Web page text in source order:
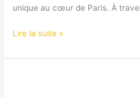
unique au cœur de Paris. À
Lire la suite »